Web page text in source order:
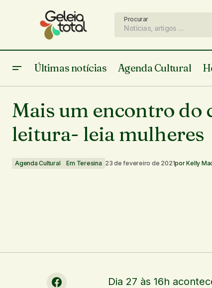
Procurar
Últimas notícias Agenda Cultural
que não vê
Agenda
Mais um encontro do
leitura- leia mulheres
Agenda Cultural Em Teresina 23 de fevereiro de 2021porKelly
Dia 27 às 16h